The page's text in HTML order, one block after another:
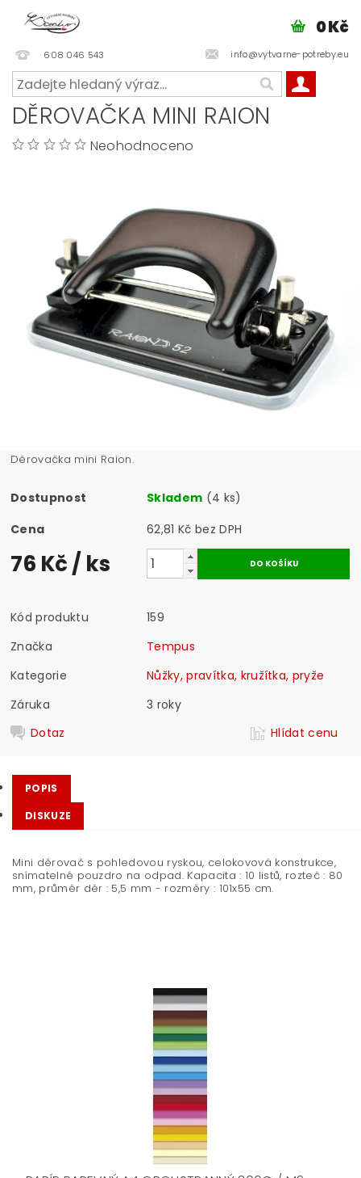
608 046 543 info@vytvarne-potreby.eu
0 Kč
DĚROVAČKA MINI RAION
Neohodnoceno
Děrovačka mini Raion.
Dostupnost Skladem (4 ks)
Cena
62,81 Kč bez DPH
76 Kč/ ks
Kód produktu
159
Značka
Tempus
Kategorie
Nůžky, pravítka, kružítka, pryže
Záruka
3 roky
Dotaz
Hlídat cenu
POPIS
DISKUZE
Mini děrovač s pohledovou ryskou, celokovová konstrukce,
snímatelné pouzdro na odpad. Kapacita : 10 listů, rozteč : 80
mm, průměr děr : 5,5 mm - rozměry : 101x55 cm.